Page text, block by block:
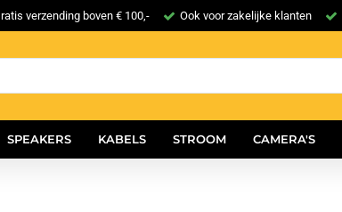
verzending boven € 100,- Ook voor zakelijke klanten
SPEAKERS KABELS STROOM CAMERA'S